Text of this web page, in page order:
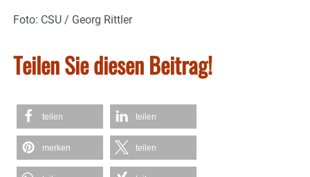
Foto: CSU / Georg Rittler
Teilen Sie diesen Beitrag!
teilen teilen
merken teilen